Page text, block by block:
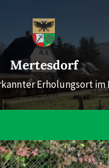
Mertesdorf
Erholungsort im